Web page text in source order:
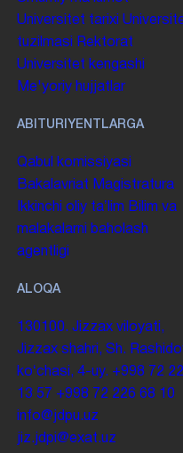
Universitet tarixi
tuzilmasi
Rektorat
Universitet kengashi
Me'yoriy hujjatlar
ABITURIYENTLARGA
Qabul komissiyasi
Bakalavriat Magistratura
Ikkinchi oliy taʼlim Bilim va
malakalarni baholash
agentligi
ALOQA
130100. Jizzax viloyati,
Jizzax shahri, Sh.
koʻchasi, 4-uy. +998 72
13 57 +998 72 226 68 10
info@jdpu.uz
jiz.jdpi@exat.uz